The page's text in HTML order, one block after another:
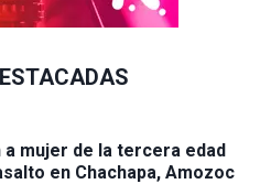
a mujer de la tercera edad
en Chachapa, Amozoc